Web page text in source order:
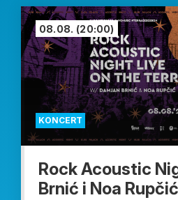
KONCERT
08.08. (20:00)
Rock Acoustic
Brnić i Noa Rupčić